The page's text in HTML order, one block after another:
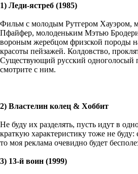
1) Леди-ястреб (1985)
Фильм с молодым Рутгером Хауэром,
Пфайфер, молоденьким Мэтью
вороным жеребцом фризской породы
красоты пейзажей. Колдовство,
Существующий русский одноголосый
смотрите с ним.
2) Властелин колец & Хоббит
Не буду их разделять, пусть идут в
краткую характеристику тоже не
то моя реклама очевидно будет
3) 13-й воин (1999)